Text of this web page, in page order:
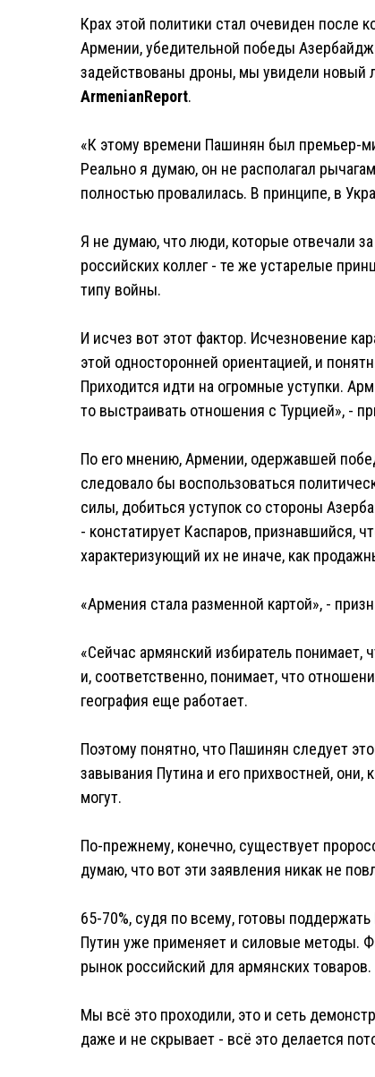
Крах этой политики стал очевиден после
Армении, убедительной победы
задействованы дроны, мы увидели новый
ArmenianReport.
«К этому времени Пашинян был премьер-
Реально я думаю, он не располагал
полностью провалилась. В принципе, в
Я не думаю, что люди, которые отвечали
российских коллег - те же устарелые
типу войны.
И исчез вот этот фактор. Исчезновение
этой односторонней ориентацией, и
Приходится идти на огромные уступки.
то выстраивать отношения с Турцией», -
По его мнению, Армении, одержавшей
следовало бы воспользоваться
силы, добиться уступок со стороны
- констатирует Каспаров, признавшийся,
характеризующий их не иначе, как
«Армения стала разменной картой», -
«Сейчас армянский избиратель
и, соответственно, понимает, что
география еще работает.
Поэтому понятно, что Пашинян следует
завывания Путина и его прихвостней, они,
могут.
По-прежнему, конечно, существует
думаю, что вот эти заявления никак не
65-70%, судя по всему, готовы
Путин уже применяет и силовые методы.
рынок российский для армянских товаров.
Мы всё это проходили, это и сеть
даже и не скрывает - всё это делается